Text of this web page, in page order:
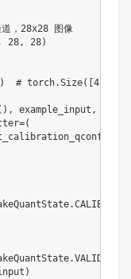
，28x28 图像
28, 28)
# torch.Size([4,
example_input,